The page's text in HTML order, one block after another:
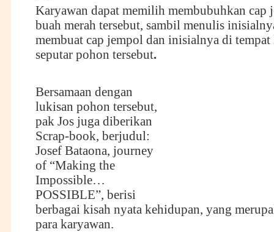
Karyawan dapat memilih membubuhkan cap
buah merah tersebut, sambil menulis
membuat cap jempol dan inisialnya di
seputar pohon tersebut.
Bersamaan dengan
lukisan pohon tersebut,
pak Jos juga diberikan
Scrap-book, berjudul:
Josef Bataona, journey
of “Making the
Impossible…
POSSIBLE”, berisi
berbagai kisah nyata kehidupan, yang
para karyawan.